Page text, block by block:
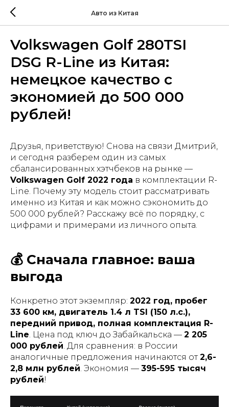
Авто из Китая
Volkswagen Golf 280TSI
DSG R-Line из Китая:
немецкое качество с
экономией до 500 000
рублей!
Друзья, приветствую! Снова на связи Дмитрий,
и сегодня разберем один из самых
сбалансированных хэтчбеков на рынке —
Volkswagen Golf 2022 года в комплектации R-
Line. Почему эту модель стоит рассматривать
именно из Китая и как можно сэкономить до
500 000 рублей? Расскажу всё по порядку, с
цифрами и примерами из личного опыта.
💰 Сначала главное: ваша
выгода
Конкретно этот экземпляр: 2022 год, пробег
33 600 км, двигатель 1.4 л TSI (150 л.с.),
передний привод, полная комплектация R-
Line. Цена под ключ до Забайкальска — 2 205
000 рублей. Для сравнения: в России
аналогичные предложения начинаются от2,6-
2,8 млн рублей. Экономия — 395-595 тысяч
рублей!